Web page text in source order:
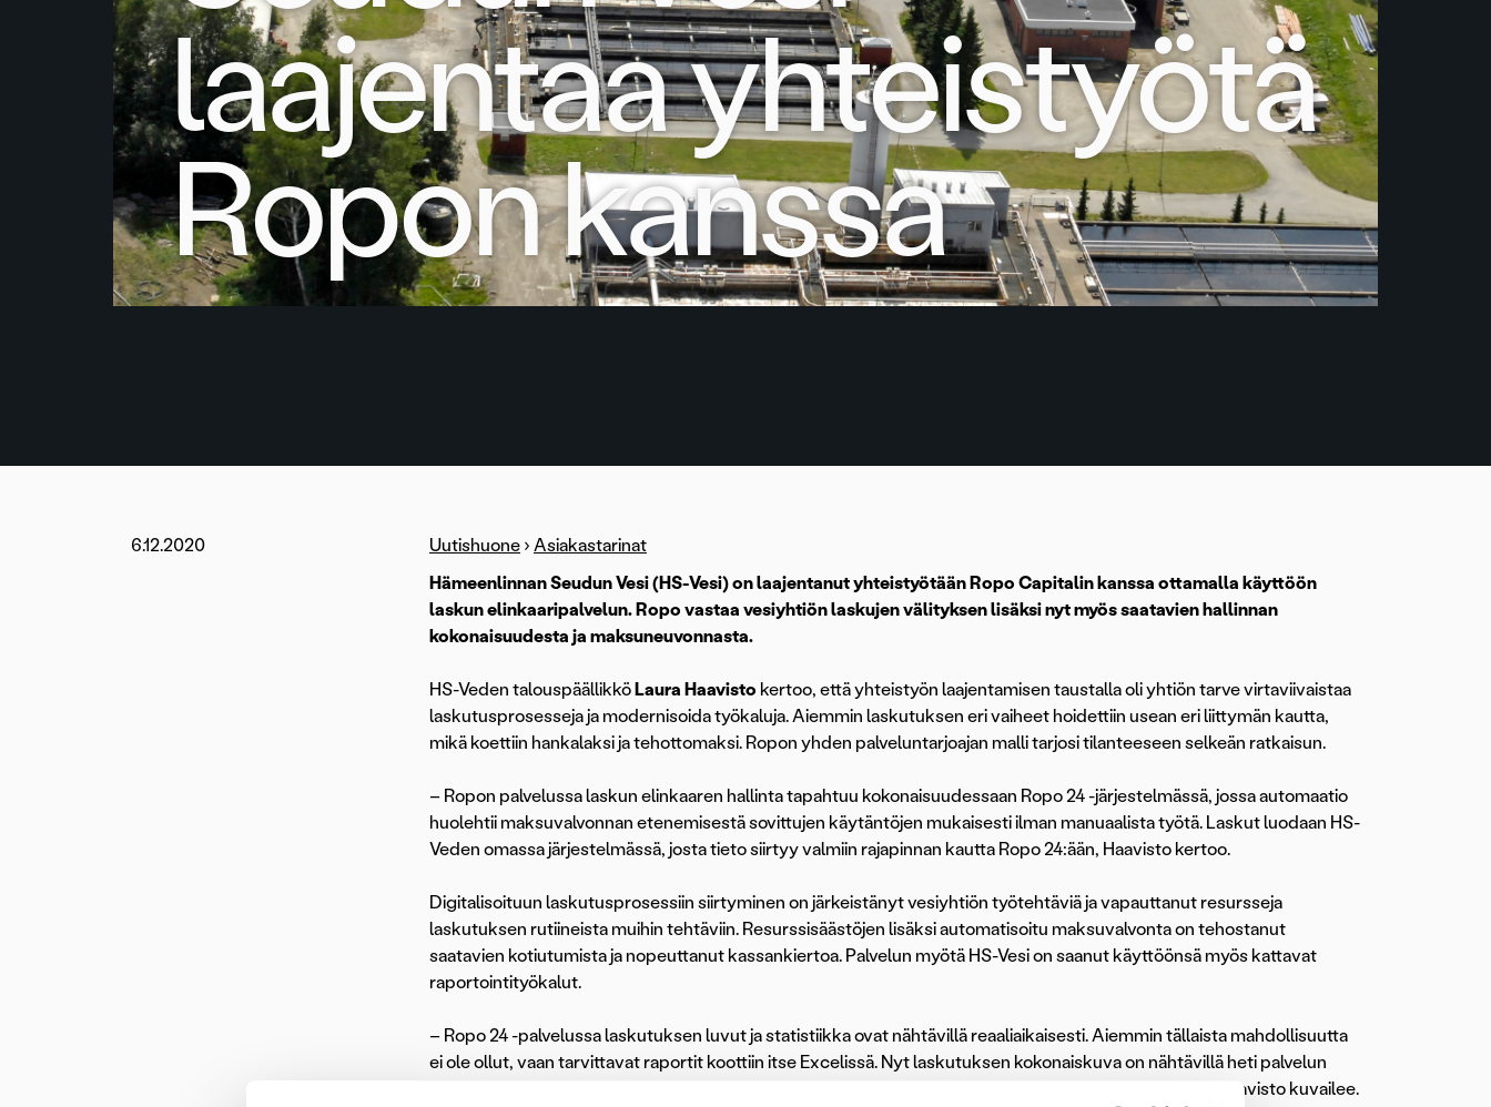
laajentaa yhteistyötä
Ropon kanssa
6.12.2020 Uutishuone › Asiakastarinat
Hämeenlinnan Seudun Vesi (HS-Vesi) on laajentanut yhteistyötään Ropo Capitalin kanssa ottamalla käyttöön
laskun elinkaaripalvelun. Ropo vastaa vesiyhtiön laskujen välityksen lisäksi nyt myös saatavien hallinnan
kokonaisuudesta ja maksuneuvonnasta.
HS-Veden talouspäällikköLaura Haavisto kertoo, että yhteistyön laajentamisen taustalla oli yhtiön tarve virtaviivaistaa
laskutusprosesseja ja modernisoida työkaluja. Aiemmin laskutuksen eri vaiheet hoidettiin usean eri liittymän kautta,
mikä koettiin hankalaksi ja tehottomaksi. Ropon yhden palveluntarjoajan malli tarjosi tilanteeseen selkeän ratkaisun.
– Ropon palvelussa laskun elinkaaren hallinta tapahtuu kokonaisuudessaan Ropo 24 -järjestelmässä, jossa automaatio
huolehtii maksuvalvonnan etenemisestä sovittujen käytäntöjen mukaisesti ilman manuaalista työtä. Laskut luodaan HS-
Veden omassa järjestelmässä, josta tieto siirtyy valmiin rajapinnan kautta Ropo 24:ään, Haavisto kertoo.
Digitalisoituun laskutusprosessiin siirtyminen on järkeistänyt vesiyhtiön työtehtäviä ja vapauttanut resursseja
laskutuksen rutiineista muihin tehtäviin. Resurssisäästöjen lisäksi automatisoitu maksuvalvonta on tehostanut
saatavien kotiutumista ja nopeuttanut kassankiertoa. Palvelun myötä HS-Vesi on saanut käyttöönsä myös kattavat
raportointityökalut.
– Ropo 24 -palvelussa laskutuksen luvut ja statistiikka ovat nähtävillä reaaliaikaisesti. Aiemmin tällaista mahdollisuutta
ei ole ollut, vaan tarvittavat raportit koottiin itse Excelissä. Nyt laskutuksen kokonaiskuva on nähtävillä heti palvelun
etusivulla ja voimme helposti hyödyntää laskutuksesta saatavaa dataa toimintamme kehittämisessä, Haavisto kuvailee.